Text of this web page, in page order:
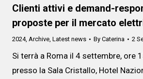
Clienti attivi e demand-
proposte per il mercato
2024, Archive Latest news By Caterina 2
Si terrà a Roma il 4 settembre, ore
presso la Sala Cristallo, Hotel